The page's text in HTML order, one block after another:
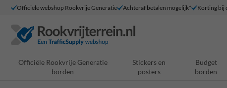
Officiële webshop Rookvrije Generatie Achteraf betalen mogelijk* Korting bij
Officiële Rookvrije Generatie
borden
Stickers en
posters
Budget
borden